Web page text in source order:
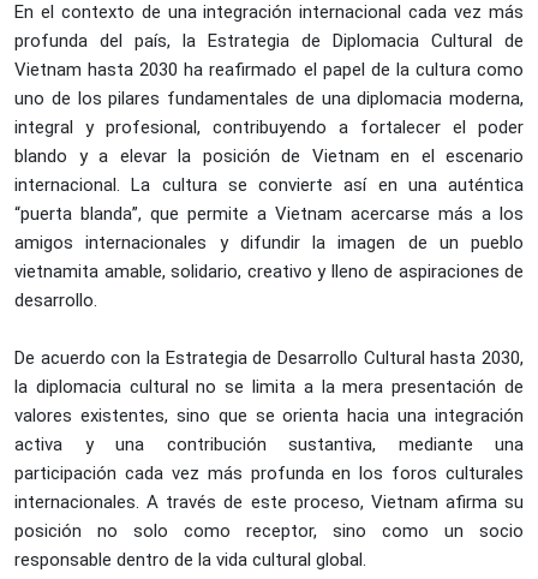
En el contexto de una integración internacional cada vez más
profunda del país, la Estrategia de Diplomacia Cultural de
Vietnam hasta 2030 ha reafirmado el papel de la cultura como
uno de los pilares fundamentales de una diplomacia moderna,
integral y profesional, contribuyendo a fortalecer el poder
blando y a elevar la posición de Vietnam en el escenario
internacional. La cultura se convierte así en una auténtica
“puerta blanda”, que permite a Vietnam acercarse más a los
amigos internacionales y difundir la imagen de un pueblo
vietnamita amable, solidario, creativo y lleno de aspiraciones de
desarrollo.
De acuerdo con la Estrategia de Desarrollo Cultural hasta 2030,
la diplomacia cultural no se limita a la mera presentación de
valores existentes, sino que se orienta hacia una integración
activa y una contribución sustantiva, mediante una
participación cada vez más profunda en los foros culturales
internacionales. A través de este proceso, Vietnam afirma su
posición no solo como receptor, sino como un socio
responsable dentro de la vida cultural global.